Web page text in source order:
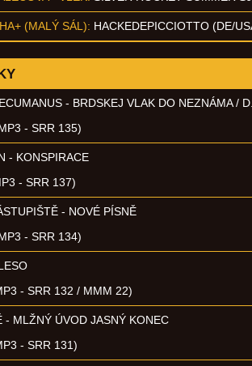
(MALÝ SÁL): HACKEDEPICCIOTTO (DE/
- BRDSKEJ VLAK DO NEZNÁMA /
- SRR 135)
- KONSPIRACE
- SRR 137)
- NOVÉ PÍSNĚ
- SRR 134)
- SRR 132 / MMM 22)
- MLŽNÝ ÚVOD JASNÝ KONEC
- SRR 131)